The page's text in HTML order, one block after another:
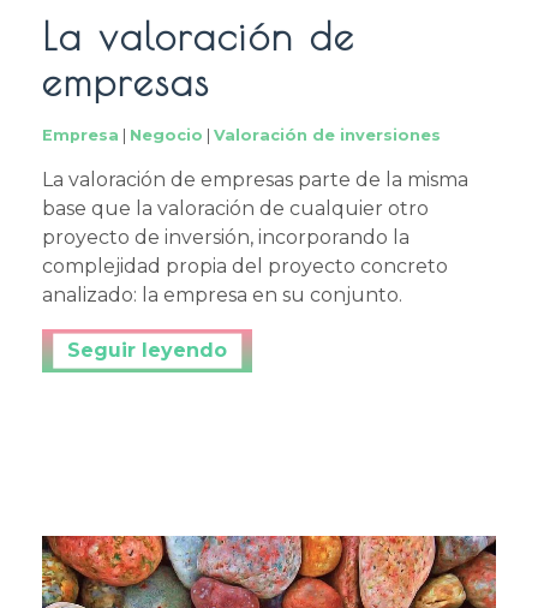
La valoración de
empresas
Empresa Negocio Valoración de inversiones
La valoración de empresas parte de la misma
base que la valoración de cualquier otro
proyecto de inversión, incorporando la
complejidad propia del proyecto concreto
analizado: la empresa en su conjunto.
Continuar leyendo